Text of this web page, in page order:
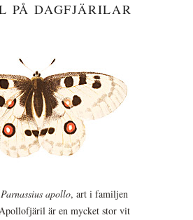
PÅ DAGFJÄRILAR
Parnassius apollo, art i familjen
är en mycket stor vit